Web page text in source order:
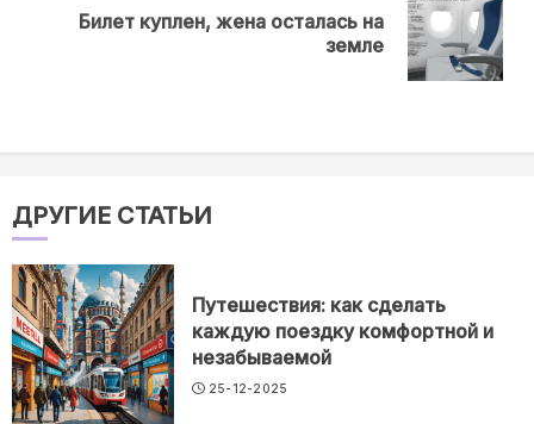
Билет куплен, жена осталась на
земле
ДРУГИЕ СТАТЬИ
Путешествия: как сделать
каждую поездку комфортной и
незабываемой
25-12-2025